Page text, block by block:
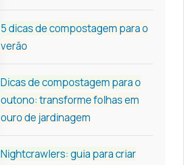
5 dicas de compostagem para o
verão
Dicas de compostagem para o
outono: transforme folhas em
ouro de jardinagem
Nightcrawlers: guia para criar